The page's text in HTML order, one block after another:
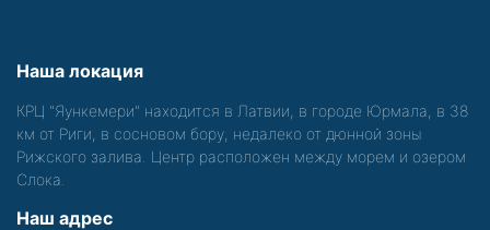
Наша локация
КРЦ "Яункемери" находится в Латвии, в городе Юрмала, в 38
км от Риги, в сосновом бору, недалеко от дюнной зоны
Рижского залива. Центр расположен между морем и озером
Слока.
Наш адрес